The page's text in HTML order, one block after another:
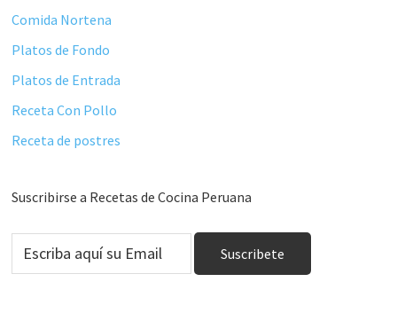
Comida Nortena
Platos de Fondo
Platos de Entrada
Receta Con Pollo
Receta de postres
Suscribirse a Recetas de Cocina Peruana